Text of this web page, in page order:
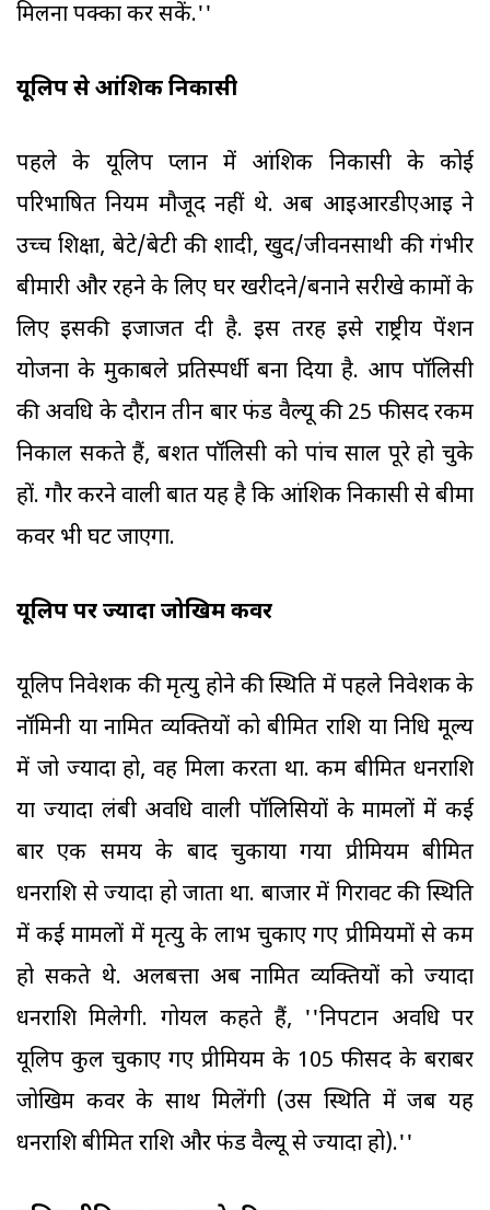
मिलना पक्का कर सकें.''
यूलिप से आंशिक निकासी
पहले के यूलिप प्लान में आंशिक निकासी के कोई
परिभाषित नियम मौजूद नहीं थे. अब आइआरडीएआइ ने
उच्च शिक्षा, बेटे/बेटी की शादी, खुद/जीवनसाथी की गंभीर
बीमारी और रहने के लिए घर खरीदने/बनाने सरीखे कामों के
लिए इसकी इजाजत दी है. इस तरह इसे राष्ट्रीय पेंशन
योजना के मुकाबले प्रतिस्पर्धी बना दिया है. आप पॉलिसी
की अवधि के दौरान तीन बार फंड वैल्यू की 25 फीसद रकम
निकाल सकते हैं, बशर्ते पॉलिसी को पांच साल पूरे हो चुके
हों. गौर करने वाली बात यह है कि आंशिक निकासी से बीमा
कवर भी घट जाएगा.
यूलिप पर ज्यादा जोखिम कवर
यूलिप निवेशक की मृत्यु होने की स्थिति में पहले निवेशक के
नॉमिनी या नामित व्यक्तियों को बीमित राशि या निधि मूल्य
में जो ज्यादा हो, वह मिला करता था. कम बीमित धनराशि
या ज्यादा लंबी अवधि वाली पॉलिसियों के मामलों में कई
बार एक समय के बाद चुकाया गया प्रीमियम बीमित
धनराशि से ज्यादा हो जाता था. बाजार में गिरावट की स्थिति
में कई मामलों में मृत्यु के लाभ चुकाए गए प्रीमियमों से कम
हो सकते थे. अलबत्ता अब नामित व्यक्तियों को ज्यादा
धनराशि मिलेगी. गोयल कहते हैं, ''निपटान अवधि पर
यूलिप कुल चुकाए गए प्रीमियम के 105 फीसद के बराबर
जोखिम कवर के साथ मिलेंगी (उस स्थिति में जब यह
धनराशि बीमित राशि और फंड वैल्यू से ज्यादा हो).''